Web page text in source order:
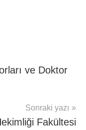
ve Doktor
Sonraki yazı
Fakültesi